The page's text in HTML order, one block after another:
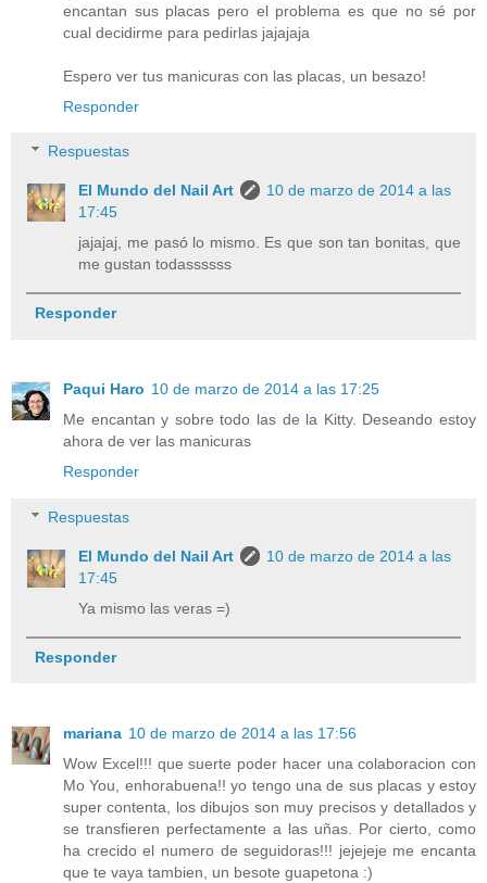
encantan sus placas pero el problema es que no sé por
cual decidirme para pedirlas jajajaja
Espero ver tus manicuras con las placas, un besazo!
Responder
Respuestas
El Mundo del Nail Art
10 de marzo de 2014 a las
17:45
jajajaj, me pasó lo mismo. Es que son tan bonitas, que
me gustan todassssss
Responder
Paqui Haro 10 de marzo de 2014 a las 17:25
Me encantan y sobre todo las de la Kitty. Deseando estoy
ahora de ver las manicuras
Responder
Respuestas
El Mundo del Nail Art
10 de marzo de 2014 a las
17:45
Ya mismo las veras =)
Responder
mariana 10 de marzo de 2014 a las 17:56
Wow Excel!!! que suerte poder hacer una colaboracion con
Mo You, enhorabuena!! yo tengo una de sus placas y estoy
super contenta, los dibujos son muy precisos y detallados y
se transfieren perfectamente a las uñas. Por cierto, como
ha crecido el numero de seguidoras!!! jejejeje me encanta
que te vaya tambien, un besote guapetona :)